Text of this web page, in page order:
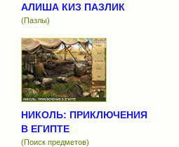
АЛИША КИЗ ПАЗЛИК
(Пазлы)
НИКОЛЬ: ПРИКЛЮЧЕНИЯ
В ЕГИПТЕ
(Поиск предметов)